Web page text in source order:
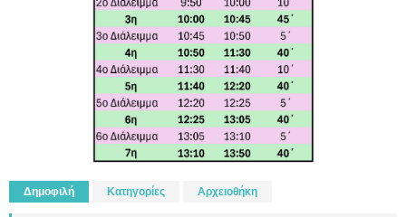
Δημοφιλή Κατηγορίες Αρχειοθήκη